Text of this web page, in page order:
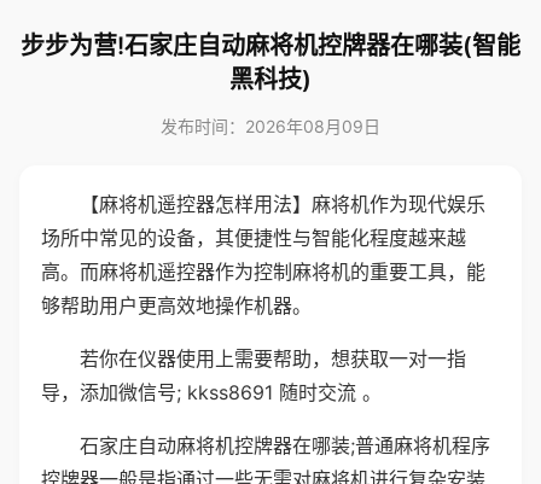
步步为营!石家庄自动麻将机控牌器在哪装(智能
黑科技)
发布时间：2026年08月09日
【麻将机遥控器怎样用法】麻将机作为现代娱乐
场所中常见的设备，其便捷性与智能化程度越来越
高。而麻将机遥控器作为控制麻将机的重要工具，能
够帮助用户更高效地操作机器。
若你在仪器使用上需要帮助，想获取一对一指
导，添加微信号; kkss8691 随时交流 。
石家庄自动麻将机控牌器在哪装;普通麻将机程序
控牌器一般是指通过一些无需对麻将机进行复杂安装